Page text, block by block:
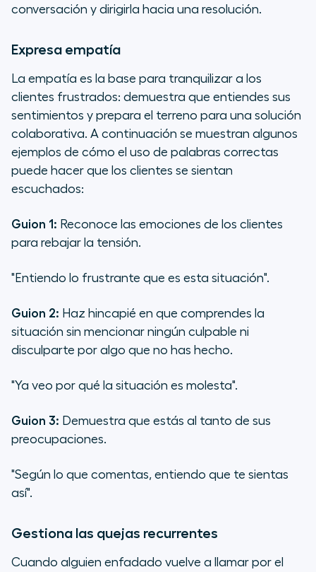
conversación y dirigirla hacia una resolución.
Expresa empatía
La empatía es la base para tranquilizar a los
clientes frustrados: demuestra que entiendes sus
sentimientos y prepara el terreno para una solución
colaborativa. A continuación se muestran algunos
ejemplos de cómo el uso de palabras correctas
puede hacer que los clientes se sientan
escuchados:
Guion 1: Reconoce las emociones de los clientes
para rebajar la tensión.
"Entiendo lo frustrante que es esta situación".
Guion 2: Haz hincapié en que comprendes la
situación sin mencionar ningún culpable ni
disculparte por algo que no has hecho.
"Ya veo por qué la situación es molesta".
Guion 3: Demuestra que estás al tanto de sus
preocupaciones.
"Según lo que comentas, entiendo que te sientas
así".
Gestiona las quejas recurrentes
Cuando alguien enfadado vuelve a llamar por el